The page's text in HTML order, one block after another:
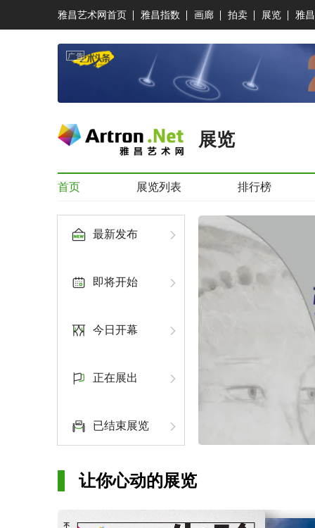
雅昌艺术网首页 雅昌指数 画廊 拍卖 展览 雅
展览
首页 展览列表 排行榜
最新发布
即将开始
今日开幕
正在展出
已结束展览
让你心动的展览